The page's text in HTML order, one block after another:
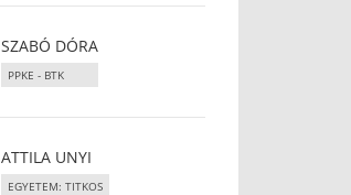
SZABÓ DÓRA
PPKE - BTK
ATTILA UNYI
EGYETEM: TITKOS